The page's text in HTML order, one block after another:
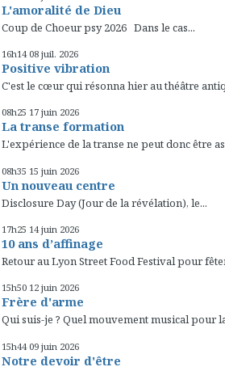
L'amoralité de Dieu
Coup de Choeur psy 2026 Dans le cas...
16h14 08 juil. 2026
Positive vibration
C'est le cœur qui résonna hier au théâtre
08h25 17 juin 2026
La transe formation
L'expérience de la transe ne peut donc être
08h35 15 juin 2026
Un nouveau centre
Disclosure Day (Jour de la révélation), le...
17h25 14 juin 2026
10 ans d’affinage
Retour au Lyon Street Food Festival pour
15h50 12 juin 2026
Frère d'arme
Qui suis-je ? Quel mouvement musical pour
15h44 09 juin 2026
Notre devoir d'être